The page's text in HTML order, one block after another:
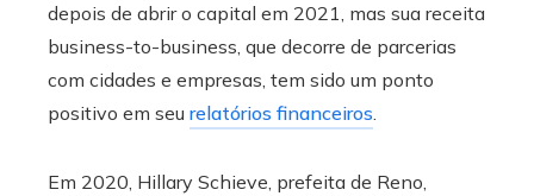
depois de abrir o capital em 2021, mas sua receita
business-to-business, que decorre de parcerias
com cidades e empresas, tem sido um ponto
positivo em seu relatórios financeiros.
Em 2020, Hillary Schieve, prefeita de Reno,